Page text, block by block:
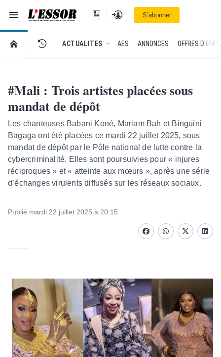
Navigation
L'Essor - retour à la une
Se connecterS’abonner
RETOUR À LA PAGE D’ACCUEIL DE L'ESSOR
ACTUALITES AES ANNONCES OFFRES
#Mali : Trois artistes placées sous
mandat de dépôt
Les chanteuses Babani Koné, Mariam Bah et Binguini
Bagaga ont été placées ce mardi 22 juillet 2025, sous
mandat de dépôt par le Pôle national de lutte contre la
cybercriminalité. Elles sont poursuivies pour « injures
réciproques » et « atteinte aux mœurs », après une série
d’échanges virulents diffusés sur les réseaux sociaux.
Publié mardi 22 juillet 2025 à 20:15
FacebookwhatsappTwitter